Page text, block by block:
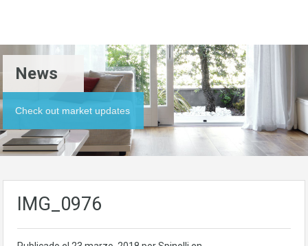
News
Check out market updates
IMG_0976